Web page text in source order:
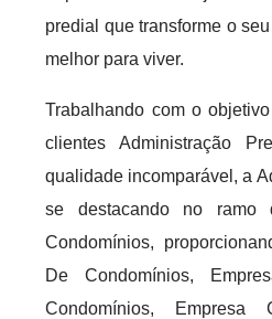
predial que transforme o
melhor para viver.
Trabalhando com o
clientes Administração
qualidade incomparável, a
se destacando no ramo
Condomínios,
De Condomínios,
Condomínios, Empresa